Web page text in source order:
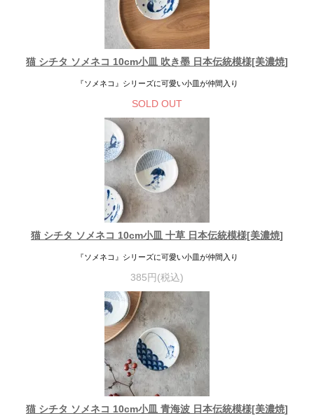
猫 シチタ ソメネコ 10cm小皿 吹き墨 日本伝統模様[美濃焼]
『ソメネコ』シリーズに可愛い小皿が仲間入り
SOLD OUT
猫 シチタ ソメネコ 10cm小皿 十草 日本伝統模様[美濃焼]
『ソメネコ』シリーズに可愛い小皿が仲間入り
385円(税込)
猫 シチタ ソメネコ 10cm小皿 青海波 日本伝統模様[美濃焼]